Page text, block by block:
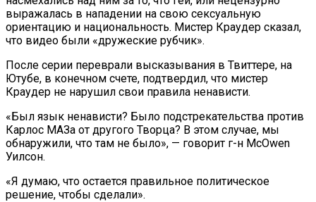
выражалась в нападении на свою сексуальную
ориентацию и национальность. Мистер Краудер сказал,
что видео были «дружеские рубчик».
После серии переврали высказывания в Твиттере, на
Ютубе, в конечном счете, подтвердил, что мистер
Краудер не нарушил свои правила ненависти.
«Был язык ненависти? Было подстрекательства против
Карлос МАЗа от другого Творца? В этом случае, мы
обнаружили, что там не было», — говорит г-н McOwen
Уилсон.
«Я думаю, что остается правильное политическое
решение, чтобы сделали».